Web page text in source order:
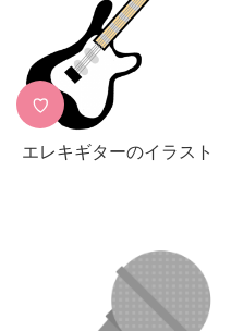
♡
エレキギターのイラスト